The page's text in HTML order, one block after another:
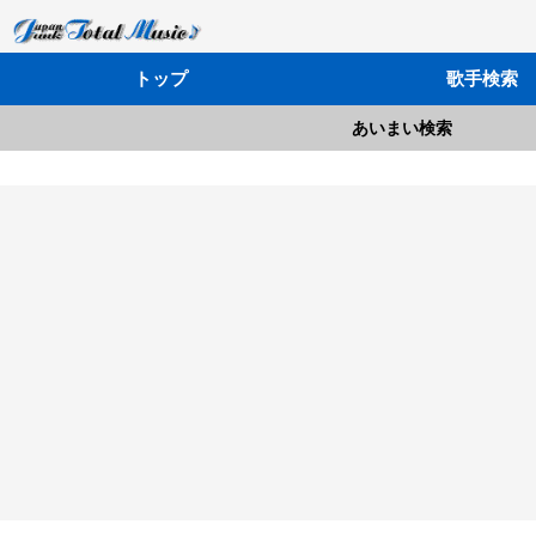
トップ 歌手検索
あいまい検索